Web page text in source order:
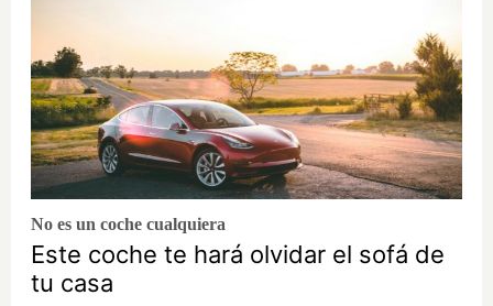
No es un coche cualquiera
Este coche te hará olvidar el sofá de
tu casa